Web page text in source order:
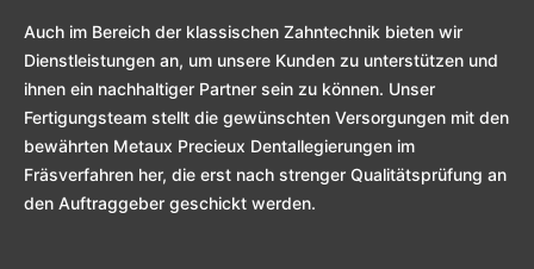
Auch im Bereich der klassischen Zahntechnik bieten wir
Dienstleistungen an, um unsere Kunden zu unterstützen und
ihnen ein nachhaltiger Partner sein zu können. Unser
Fertigungsteam stellt die gewünschten Versorgungen mit den
bewährten Metaux Precieux Dentallegierungen im
Fräsverfahren her, die erst nach strenger Qualitätsprüfung an
den Auftraggeber geschickt werden.